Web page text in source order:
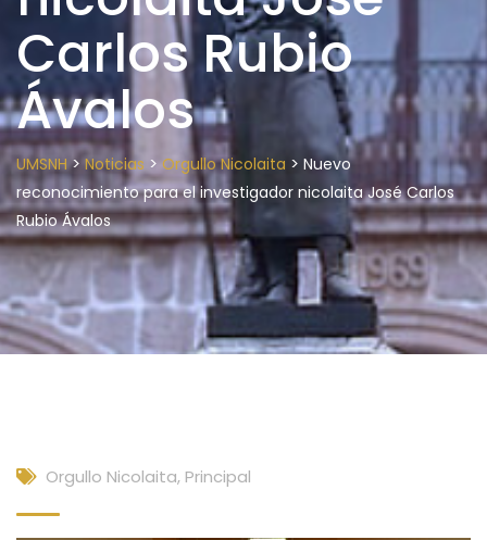
Carlos Rubio
Ávalos
UMSNH> Noticias > Orgullo Nicolaita > Nuevo
reconocimiento para el investigador nicolaita José Carlos
Rubio Ávalos
Orgullo Nicolaita, Principal